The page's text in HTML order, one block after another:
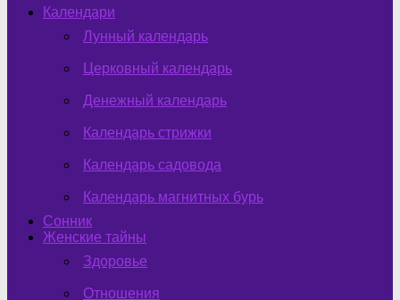
Календари
Лунный календарь
Церковный календарь
Денежный календарь
Календарь стрижки
Календарь садовода
Календарь магнитных бурь
Сонник
Женские тайны
Здоровье
Отношения